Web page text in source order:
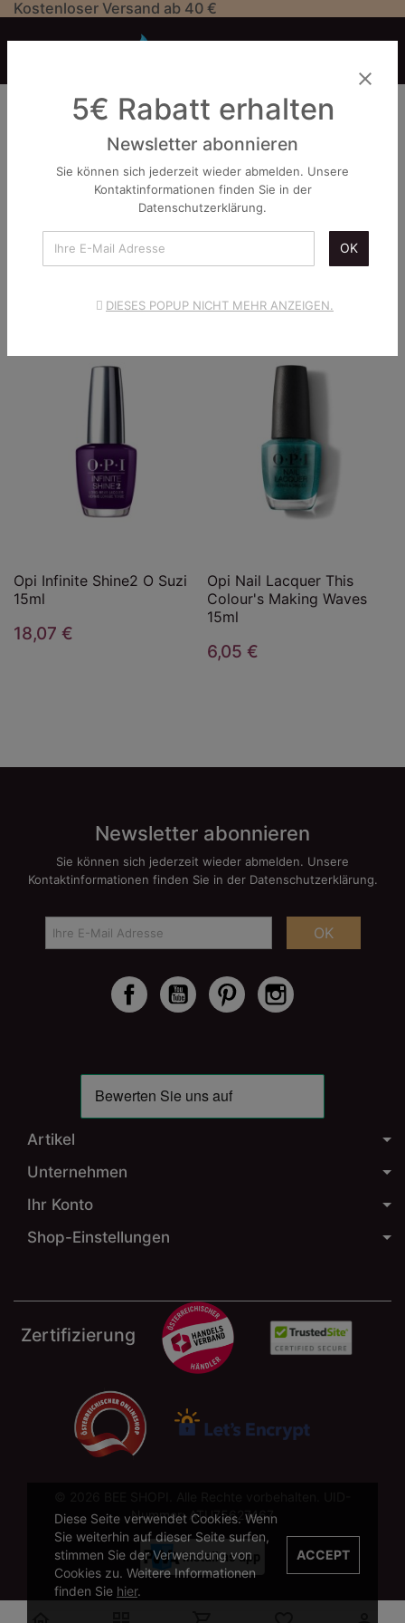
Kostenloser Versand ab 40 €
Suchergebnisse
Opi Infinite Shine2 O Suzi
15ml
18,07 €
Opi Nail Lacquer This
Colour's Making Waves
15ml
6,05 €
Newsletter abonnieren
Sie können sich jederzeit wieder abmelden. Unsere
Kontaktinformationen finden Sie in der Datenschutzerklärung.
OK
Facebook YouTube Pinterest
Artikel
Unternehmen
Ihr Konto
Shop-Einstellungen
Zertifizierung
Nummer: ATU75627467
close
5€ Rabatt erhalten
Newsletter abonnieren
Sie können sich jederzeit wieder abmelden. Unsere
Kontaktinformationen finden Sie in der
Datenschutzerklärung.
OK
DIESES POPUP NICHT MEHR ANZEIGEN.
Diese Seite verwendet Cookies. Wenn
Sie weiterhin auf dieser Seite surfen,
stimmen Sie der Verwendung von
Cookies zu. Weitere Informationen
finden Sie hier.
ACCEPT